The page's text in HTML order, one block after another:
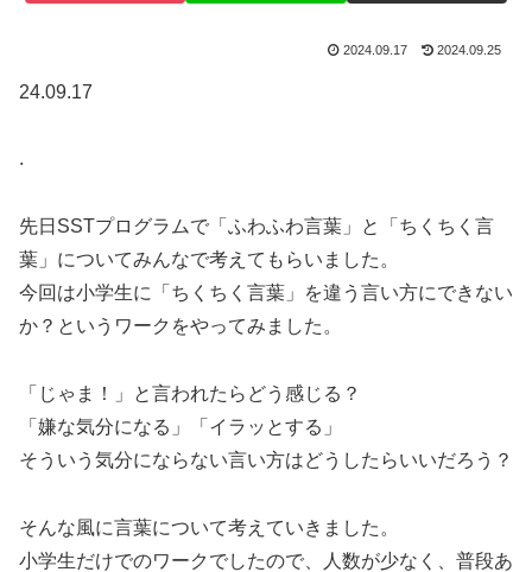
2024.09.17 2024.09.25
24.09.17
.
先日SSTプログラムで「ふわふわ言葉」と「ちくちく言
葉」についてみんなで考えてもらいました。
今回は小学生に「ちくちく言葉」を違う言い方にできない
か？というワークをやってみました。
「じゃま！」と言われたらどう感じる？
「嫌な気分になる」「イラッとする」
そういう気分にならない言い方はどうしたらいいだろう？
そんな風に言葉について考えていきました。
小学生だけでのワークでしたので、人数が少なく、普段あ